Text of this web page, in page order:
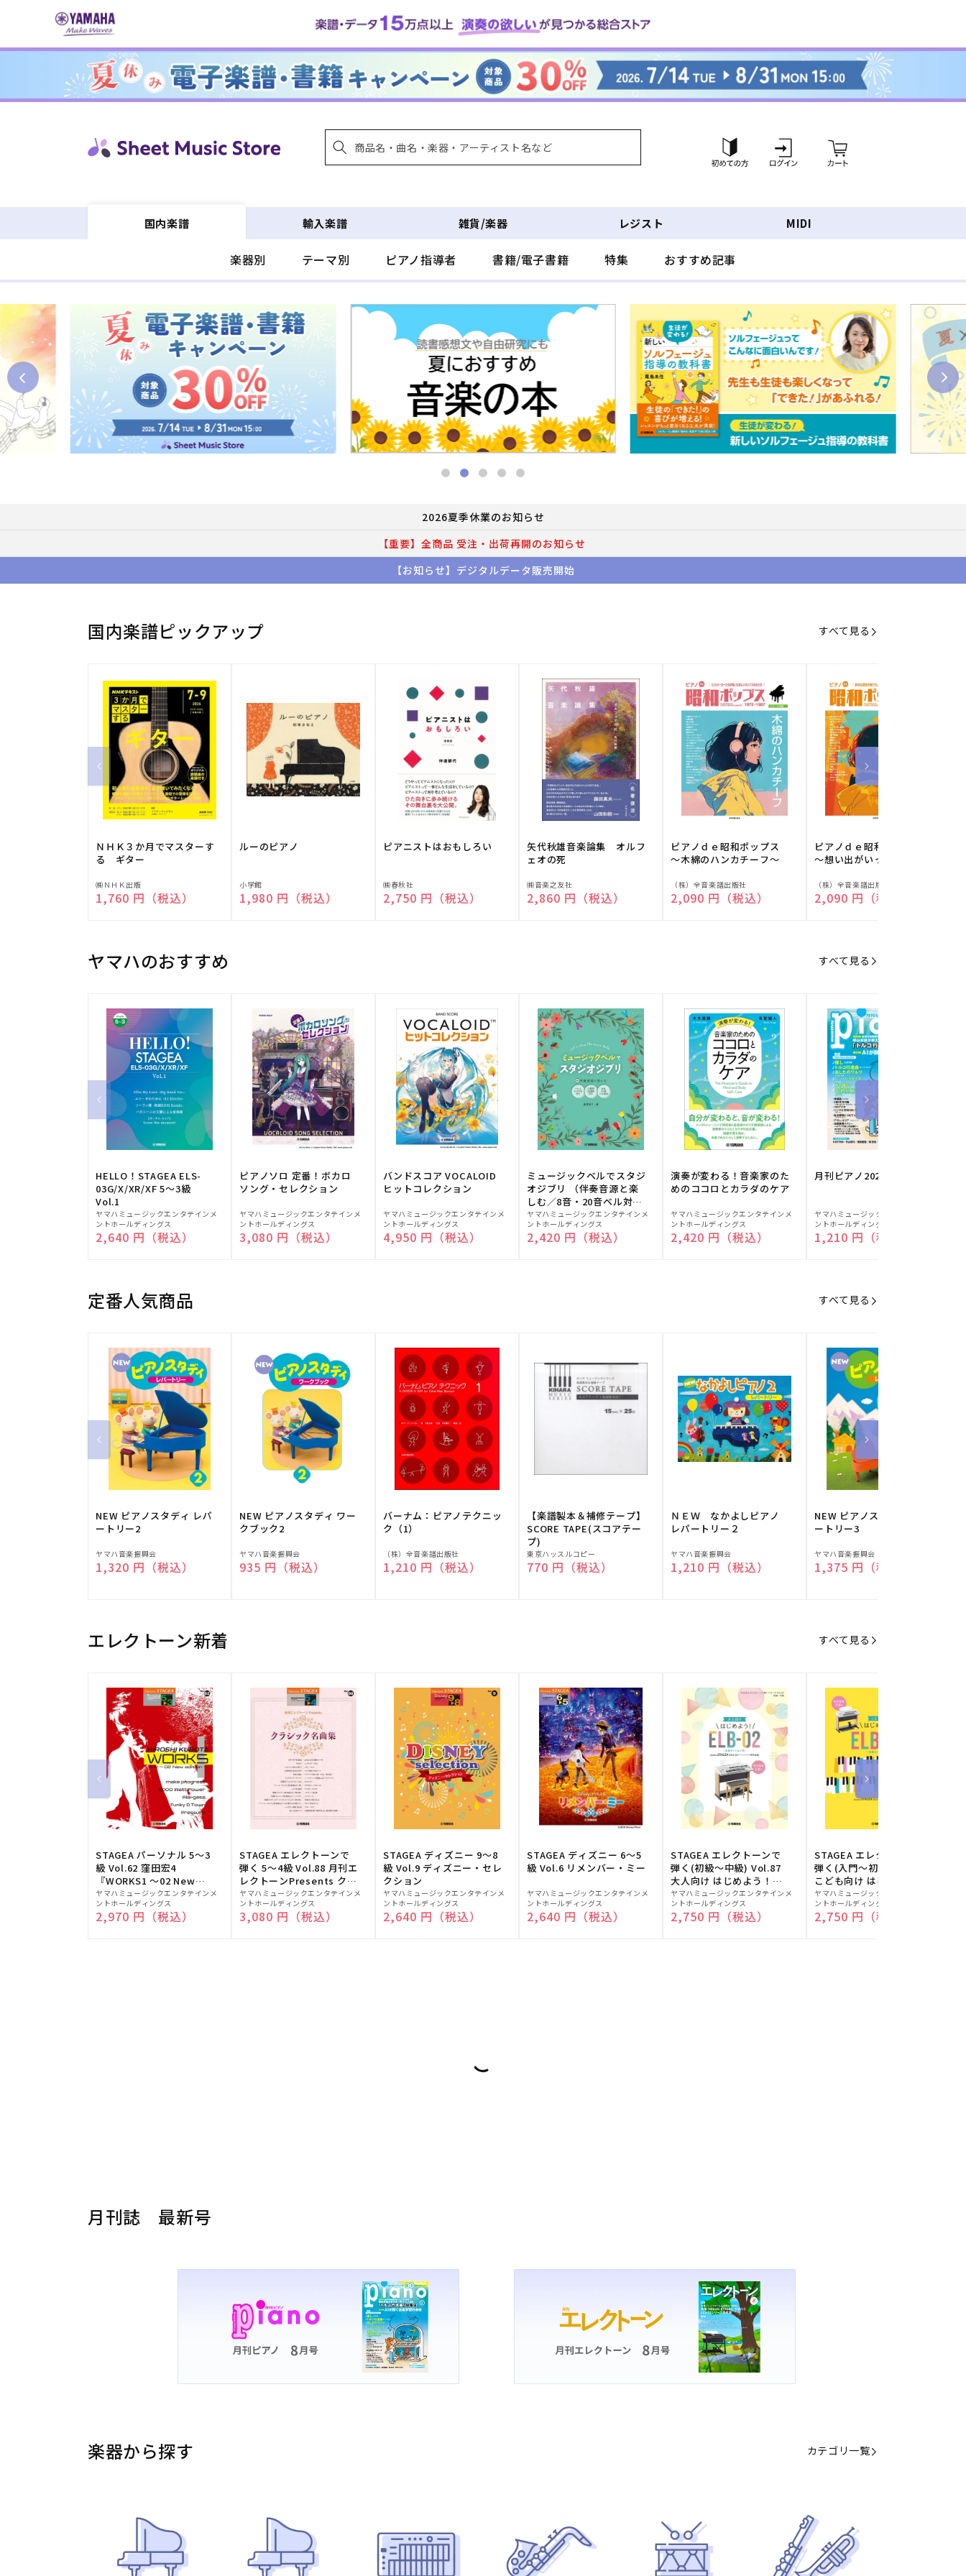
ンツに
グ
イ
ー
ト
国内楽譜
楽器別 テーマ別 ピアノ指導者 書籍/電子書籍 特集 おすすめ記事
輸入楽譜 雑貨/楽器 レジスト MIDI
2026夏季休業のお知らせ
【重要】全商品 受注・出荷再開のお知らせ
【お知らせ】デジタルデータ販売開始
国内楽譜ピックアップ すべて見る
ＮＨＫ３か月でマスターす
る ギター
販
売
㈱ＮＨＫ出版
通常価格
1,760 円（税込）
ルーのピアノ
販
売
小学館
通常価格
1,980 円（税込）
ピアニストはおもしろい
販
売
㈱春秋社
通常価格
2,750 円（税込）
矢代秋雄音楽論集 オルフ
ェオの死
販
売
㈱音楽之友社
通常価格
2,860 円（税込）
ピアノｄｅ昭和ポップス
～木綿のハンカチーフ～
販
売
（株）全音楽譜出版社
通常価格
2,090 円（税込）
ピアノｄｅ昭和ポップス
～想い出がいっぱい～
販
売
（株）全音楽譜出版社
通常価格
2,090 円（税込）
ヤマハのおすすめ すべて見る
HELLO！STAGEA ELS-
03G/X/XR/XF 5～3級
Vol.1
販
売
元:
ヤマハミュージックエンタテインメ
ントホールディングス
通常価格
2,640 円（税込）
ピアノソロ 定番！ボカロ
ソング・セレクション
販
売
元:
ヤマハミュージックエンタテインメ
ントホールディングス
通常価格
3,080 円（税込）
バンドスコア VOCALOID
ヒットコレクション
販
売
元:
ヤマハミュージックエンタテインメ
ントホールディングス
通常価格
4,950 円（税込）
ミュージックベルでスタジ
オジブリ （伴奏音源と楽
しむ／8音・20音ベル対応
／ドレミふりがな付）
販
売
元:
ヤマハミュージックエンタテインメ
ントホールディングス
通常価格
2,420 円（税込）
演奏が変わる！音楽家のた
めのココロとカラダのケア
販
売
元:
ヤマハミュージックエンタテインメ
ントホールディングス
通常価格
2,420 円（税込）
月刊ピアノ2026年8月号
販
売
元:
ヤマハミュージックエンタテインメ
ントホールディングス
通常価格
1,210 円（税込）
定番人気商品 すべて見る
NEW ピアノスタディ レパ
ートリー2
販
売
ヤマハ音楽振興会
通常価格
1,320 円（税込）
NEW ピアノスタディ ワー
クブック2
販
売
ヤマハ音楽振興会
通常価格
935 円（税込）
バーナム：ピアノテクニッ
ク（1）
販
売
（株）全音楽譜出版社
通常価格
1,210 円（税込）
【楽譜製本＆補修テープ】
SCORE TAPE(スコアテー
プ)
販
売
東京ハッスルコピー
通常価格
770 円（税込）
ＮＥＷ なかよしピアノ
レパートリー２
販
売
ヤマハ音楽振興会
通常価格
1,210 円（税込）
NEW ピアノスタディ レパ
ートリー3
販
売
ヤマハ音楽振興会
通常価格
1,375 円（税込）
エレクトーン新着 すべて見る
STAGEA パーソナル 5～3
級 Vol.62 窪田宏4
『WORKS1 ～02 New
edition～』
販
売
元:
ヤマハミュージックエンタテインメ
ントホールディングス
通常価格
2,970 円（税込）
STAGEA エレクトーンで
弾く 5～4級 Vol.88 月刊エ
レクトーンPresents クラ
シック名曲集
販
売
元:
ヤマハミュージックエンタテインメ
ントホールディングス
通常価格
3,080 円（税込）
STAGEA ディズニー 9～8
級 Vol.9 ディズニー・セレ
クション
販
売
元:
ヤマハミュージックエンタテインメ
ントホールディングス
通常価格
2,640 円（税込）
STAGEA ディズニー 6～5
級 Vol.6 リメンバー・ミー
販
売
元:
ヤマハミュージックエンタテインメ
ントホールディングス
通常価格
2,640 円（税込）
STAGEA エレクトーンで
弾く(初級～中級) Vol.87
大人向け はじめよう！
ELB-02(楽器のトリセツ
付)
販
売
元:
ヤマハミュージックエンタテインメ
ントホールディングス
通常価格
2,750 円（税込）
STAGEA エレクトーンで
弾く(入門～初級) Vol.86
こども向け はじめよう！
ELB-02(楽器のトリセツ
付)
販
売
元:
ヤマハミュージックエンタテインメ
ントホールディングス
通常価格
2,750 円（税込）
月刊誌 最新号
楽器から探す カテゴリ一覧